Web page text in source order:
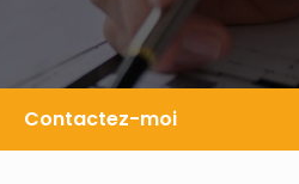
Contactez-moi